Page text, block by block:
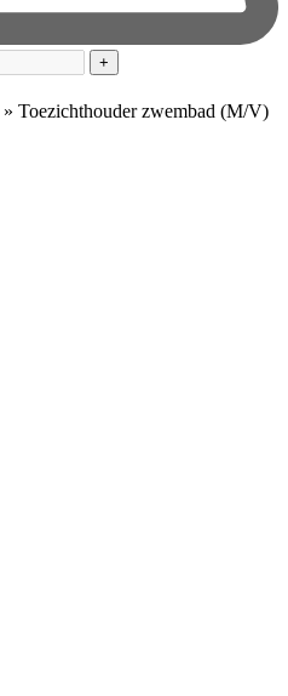
+
» Toezichthouder zwembad (M/V)